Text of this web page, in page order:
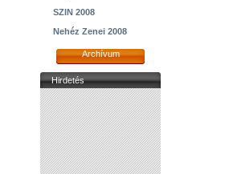
SZIN 2008
Nehéz Zenei 2008
Archívum
Hirdetés